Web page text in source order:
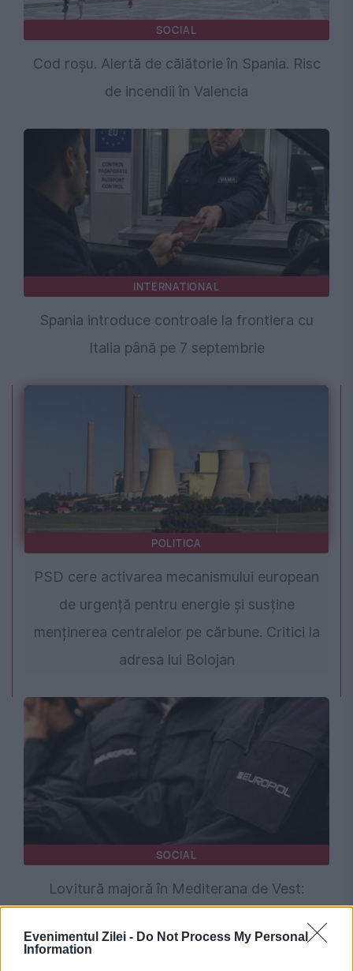
Evenimentul Zilei - Do Not Process My Personal
Information
SOCIAL
Cod roșu. Alertă de călătorie în Spania. Risc
de incendii în Valencia
INTERNATIONAL
Spania introduce controale la frontiera cu
Italia până pe 7 septembrie
POLITICA
PSD cere activarea mecanismului european
de urgență pentru energie și susține
menținerea centralelor pe cărbune. Critici la
adresa lui Bolojan
SOCIAL
Lovitură majoră în Mediterana de Vest:
de migranți, arme și droguri